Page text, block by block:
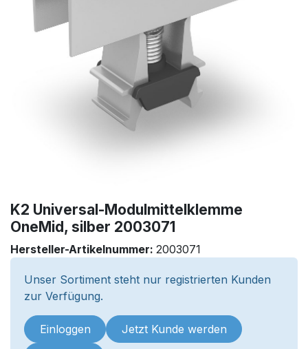
K2 Universal-Modulmittelklemme
OneMid, silber 2003071
Hersteller-Artikelnummer: 2003071
Unser Sortiment steht nur registrierten Kunden
zur Verfügung.
Einloggen Jetzt Kunde werden